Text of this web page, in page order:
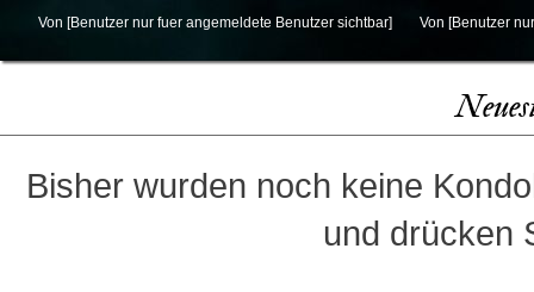
Von [Benutzer nur fuer angemeldete Benutzer sichtbar] Von [Benutzer
Bisher wurden noch keine
und drücken